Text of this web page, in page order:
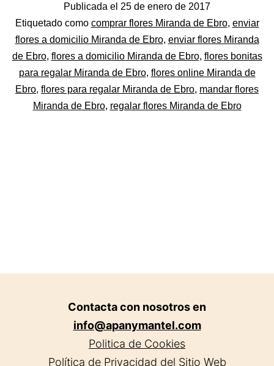
a
domicilio
en
Miranda
de
Publicada el 25 de enero de 2017
Categorizado
como
Flores
Etiquetado como comprar flores Miranda de Ebro, enviar
flores a domicilio Miranda de Ebro, enviar flores Miranda
de Ebro, flores a domicilio Miranda de Ebro, flores bonitas
para regalar Miranda de Ebro, flores online Miranda de
Ebro, flores para regalar Miranda de Ebro, mandar flores
Miranda de Ebro, regalar flores Miranda de Ebro
Contacta con nosotros en
info@apanymantel.com
Politica de Cookies
Política de Privacidad del Sitio Web